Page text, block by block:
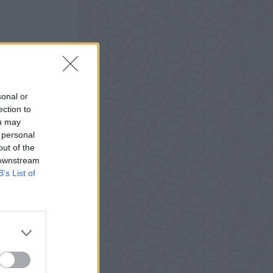
or
to
may
of the
List of